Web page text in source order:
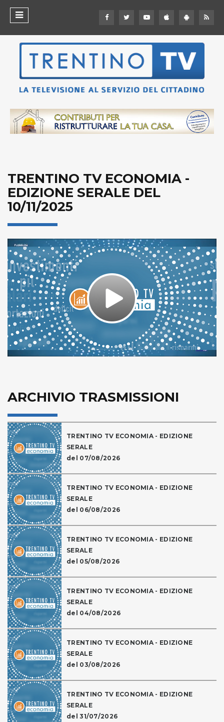
TRENTINO TV ECONOMIA -
EDIZIONE SERALE DEL
10/11/2025
Play
Video
ARCHIVIO TRASMISSIONI
TRENTINO TV ECONOMIA - EDIZIONE
SERALE
del 07/08/2026
TRENTINO TV ECONOMIA - EDIZIONE
SERALE
del 06/08/2026
TRENTINO TV ECONOMIA - EDIZIONE
SERALE
del 05/08/2026
TRENTINO TV ECONOMIA - EDIZIONE
SERALE
del 04/08/2026
TRENTINO TV ECONOMIA - EDIZIONE
SERALE
del 03/08/2026
TRENTINO TV ECONOMIA - EDIZIONE
SERALE
del 31/07/2026